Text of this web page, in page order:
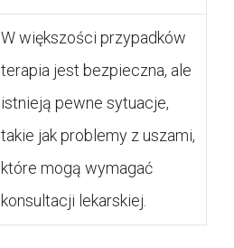
W większości przypadków
terapia jest bezpieczna, ale
istnieją pewne sytuacje,
takie jak problemy z uszami,
które mogą wymagać
konsultacji lekarskiej.